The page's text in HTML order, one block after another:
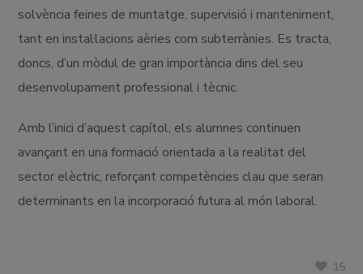
solvència feines de muntatge, supervisió i manteniment,
tant en instal·lacions aèries com subterrànies. Es tracta,
doncs, d’un mòdul de gran importància dins del seu
desenvolupament professional i tècnic.
Amb l’inici d’aquest capítol, els alumnes continuen
avançant en una formació orientada a la realitat del
sector elèctric, reforçant competències clau que seran
determinants en la incorporació futura al món laboral.
15